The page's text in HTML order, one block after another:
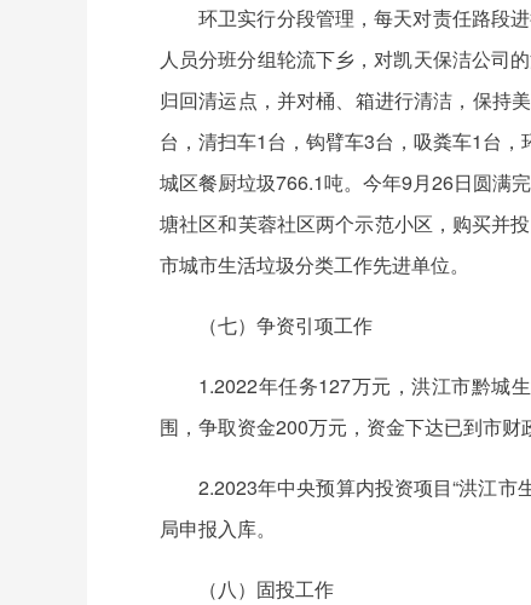
环卫实行分段管理，每天对责任路段
人员分班分组轮流下乡，对凯天保洁公司
归回清运点，并对桶、箱进行清洁，保持
台，清扫车1台，钩臂车3台，吸粪车1台
城区餐厨垃圾766.1吨。今年9月26日圆满
塘社区和芙蓉社区两个示范小区，购买并
市城市生活垃圾分类工作先进单位。
（七）争资引项工作
1.2022年任务127万元，洪江市黔城
围，争取资金200万元，资金下达已到市财
2.2023年中央预算内投资项目“洪江
局申报入库。
（八）固投工作